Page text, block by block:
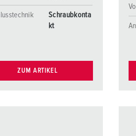
Schraubkonta
kt
ZUM ARTIKEL